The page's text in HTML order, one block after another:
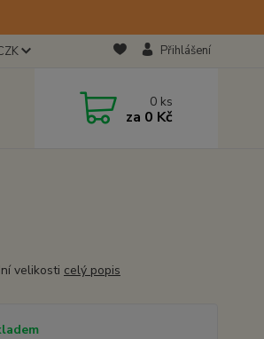
Přihlášení
0 ks
za 0 Kč
velikosti celý popis